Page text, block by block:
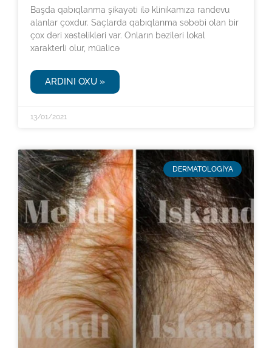
Başda qabıqlanma şikayəti ilə klinikamıza randevu
alanlar çoxdur. Saçlarda qabıqlanma səbəbi olan bir
çox dəri xəstəlikləri var. Onların bəziləri lokal
xarakterli olur, müalicə
ARDINI OXU »
13/01/2021
DERMATOLOGİYA